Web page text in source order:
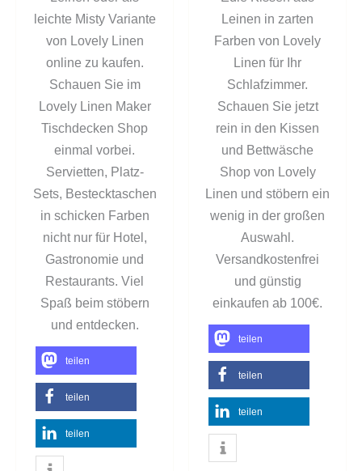
leichte Misty Variante
von Lovely Linen
online zu kaufen.
Schauen Sie im
Lovely Linen Maker
Tischdecken Shop
einmal vorbei.
Servietten, Platz-
Sets, Bestecktaschen
in schicken Farben
nicht nur für Hotel,
Gastronomie und
Restaurants. Viel
Spaß beim stöbern
und entdecken.
teilen
teilen
teilen
Leinen in zarten
Farben von Lovely
Linen für Ihr
Schlafzimmer.
Schauen Sie jetzt
rein in den Kissen
und Bettwäsche
Shop von Lovely
Linen und stöbern ein
wenig in der großen
Auswahl.
Versandkostenfrei
und günstig
einkaufen ab 100€.
teilen
teilen
teilen